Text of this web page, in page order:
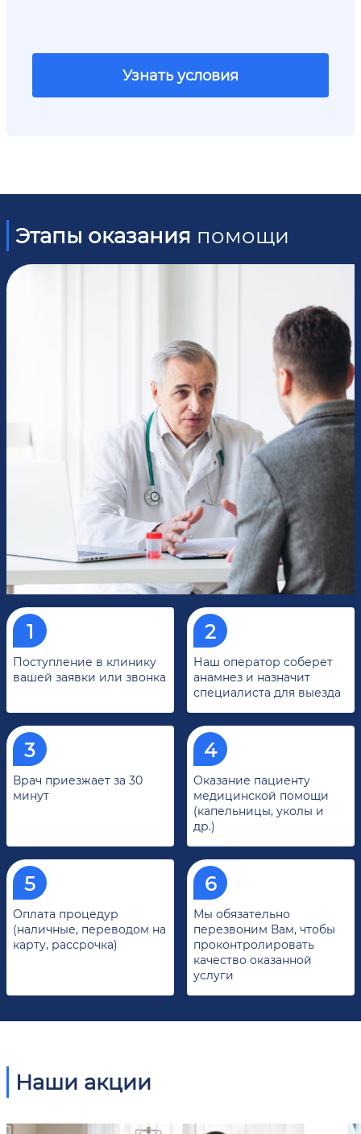
Узнать условия
Этапы оказания помощи
Поступление в клинику
вашей заявки или звонка
Наш оператор соберет
анамнез и назначит
специалиста для выезда
Врач приезжает за 30
минут
Оказание пациенту
медицинской помощи
(капельницы, уколы и
др.)
Оплата процедур
(наличные, переводом на
карту, рассрочка)
Мы обязательно
перезвоним Вам, чтобы
проконтролировать
качество оказанной
услуги
Наши акции